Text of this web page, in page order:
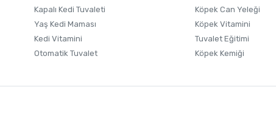
Kapalı Kedi Tuvaleti
Yaş Kedi Maması
Kedi Vitamini
Otomatik Tuvalet
Köpek Can Yeleği
Köpek Vitamini
Tuvalet Eğitimi
Köpek Kemiği